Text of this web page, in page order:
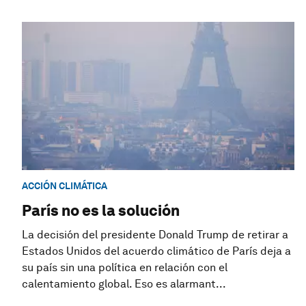
ACCIÓN CLIMÁTICA
París no es la solución
La decisión del presidente Donald Trump de retirar a
Estados Unidos del acuerdo climático de París deja a
su país sin una política en relación con el
calentamiento global. Eso es alarmant...